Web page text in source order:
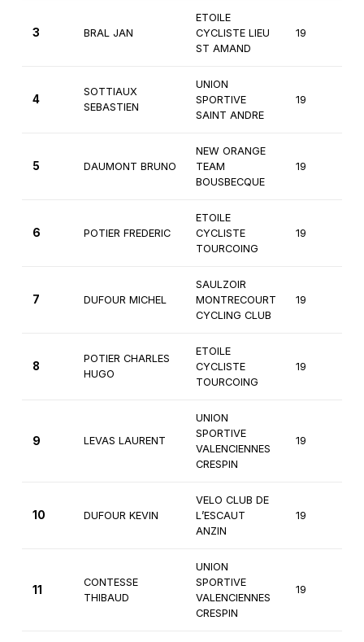
3 BRAL JAN
ETOILE
CYCLISTE LIEU
ST AMAND
19
4
SOTTIAUX
SEBASTIEN
UNION
SPORTIVE
SAINT ANDRE
19
5 DAUMONT BRUNO
NEW ORANGE
TEAM
BOUSBECQUE
19
6 POTIER FREDERIC
ETOILE
CYCLISTE
TOURCOING
19
7 DUFOUR MICHEL
SAULZOIR
MONTRECOURT
CYCLING CLUB
19
8
POTIER CHARLES
HUGO
ETOILE
CYCLISTE
TOURCOING
19
9 LEVAS LAURENT
UNION
SPORTIVE
VALENCIENNES
CRESPIN
19
10 DUFOUR KEVIN
VELO CLUB DE
L’ESCAUT
ANZIN
19
11
CONTESSE
THIBAUD
UNION
SPORTIVE
VALENCIENNES
CRESPIN
19